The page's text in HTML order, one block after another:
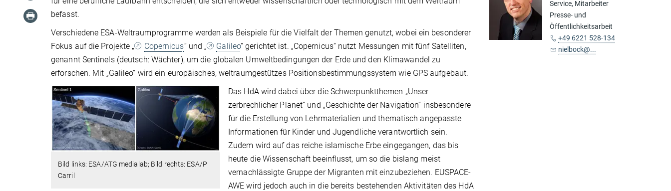
befasst.
Verschiedene ESA-Weltraumprogramme werden als Beispiele für die Vielfalt der Themen genutzt, wobei ein besonderer
Fokus auf die Projekte „
Copernicus“ und „ Galileo“ gerichtet ist. „Copernicus“ nutzt Messungen mit fünf Satelliten,
genannt Sentinels (deutsch: Wächter), um die globalen Umweltbedingungen der Erde und den Klimawandel zu
erforschen. Mit „Galileo“ wird ein europäisches, weltraumgestützes Positionsbestimmungssystem wie GPS aufgebaut.
Bild links: ESA/ATG medialab; Bild rechts: ESA/P
Carril
Das HdA wird dabei über die Schwerpunktthemen „Unser
zerbrechlicher Planet“ und „Geschichte der Navigation“ insbesondere
für die Erstellung von Lehrmaterialien und thematisch angepasste
Informationen für Kinder und Jugendliche verantwortlich sein.
Zudem wird auf das reiche islamische Erbe eingegangen, das bis
heute die Wissenschaft beeinflusst, um so die bislang meist
vernachlässigte Gruppe der Migranten mit einzubeziehen. EUSPACE-
AWE wird jedoch auch in die bereits bestehenden Aktivitäten des HdA
Service, Mitarbeiter
Presse- und
Öffentlichkeitsarbeit
+49 6221 528-134
nielbock@...